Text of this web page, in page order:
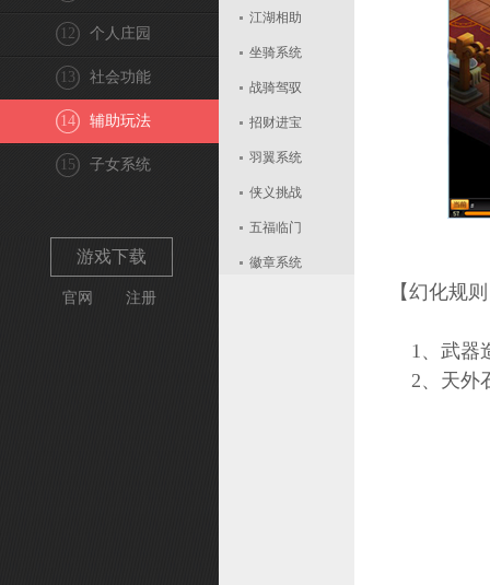
个人庄园
12
社会功能
13
辅助玩法
14
子女系统
15
游戏下载
官网 注册
江湖相助
坐骑系统
战骑驾驭
招财进宝
羽翼系统
侠义挑战
五福临门
徽章系统
【幻化规
1、武器
2、天外